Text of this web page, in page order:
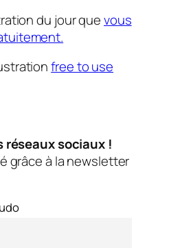
du jour quevous
free to use
réseaux sociaux !
grâce à la newsletter